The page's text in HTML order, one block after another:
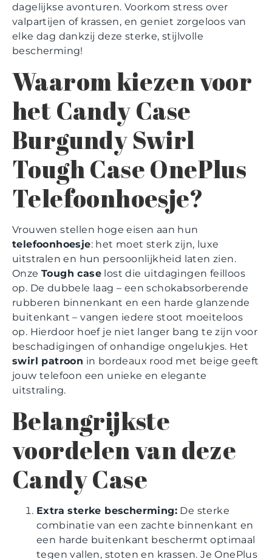
dagelijkse avonturen. Voorkom stress over
valpartijen of krassen, en geniet zorgeloos van
elke dag dankzij deze sterke, stijlvolle
bescherming!
Waarom kiezen voor
het Candy Case
Burgundy Swirl
Tough Case OnePlus
Telefoonhoesje?
Vrouwen stellen hoge eisen aan hun
telefoonhoesje: het moet sterk zijn, luxe
uitstralen en hun persoonlijkheid laten zien.
Onze Tough case lost die uitdagingen feilloos
op. De dubbele laag – een schokabsorberende
rubberen binnenkant en een harde glanzende
buitenkant – vangen iedere stoot moeiteloos
op. Hierdoor hoef je niet langer bang te zijn voor
beschadigingen of onhandige ongelukjes. Het
swirl patroon in bordeaux rood met beige geeft
jouw telefoon een unieke en elegante
uitstraling.
Belangrijkste
voordelen van deze
Candy Case
Extra sterke bescherming: De sterke
combinatie van een zachte binnenkant en
een harde buitenkant beschermt optimaal
tegen vallen, stoten en krassen. Je OnePlus